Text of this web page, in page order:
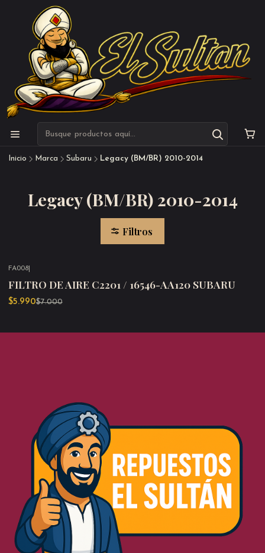
Inicio Marca Subaru Legacy (BM/BR) 2010-2014
Legacy (BM/BR) 2010-2014
Filtros
FA008|
FILTRO DE AIRE C2201 / 16546-AA120 SUBARU
$5.990$7.000